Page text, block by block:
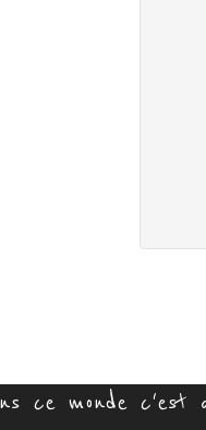
ce monde